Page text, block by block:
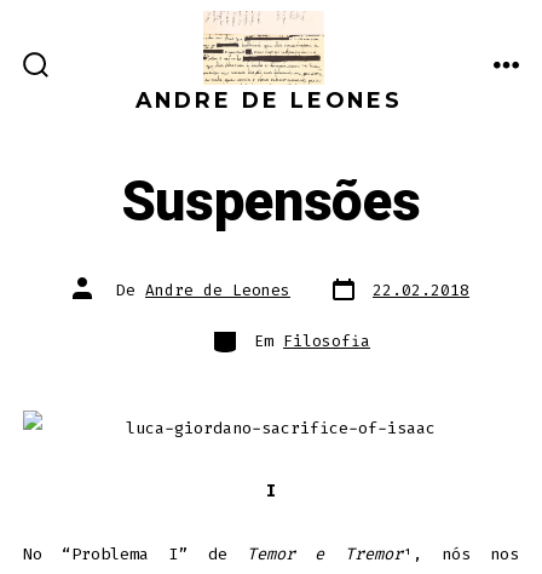
direto
PESQUISAANDRE DE LEONES
Suspensões
Autor
do De Andre de Leones Data
do
22.02.2018
Categorias
Em Filosofia
I
No “Problema I” de Temor e Tremor¹, nós nos